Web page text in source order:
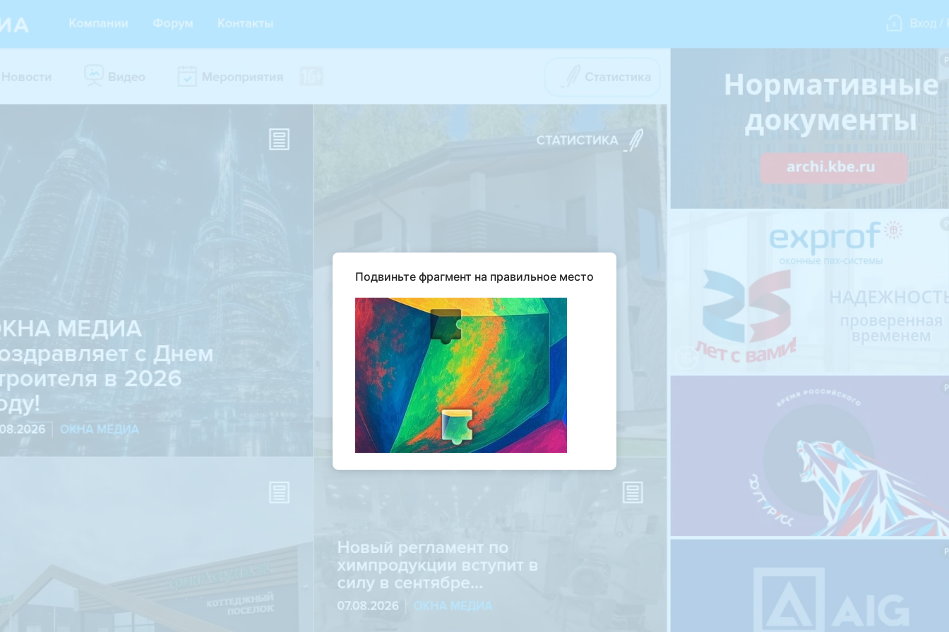
Подвиньте фрагмент на правильное место